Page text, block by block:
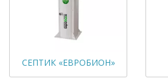
СЕПТИК «ЕВРОБИОН»